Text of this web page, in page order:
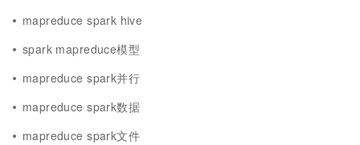
mapreduce spark hive
spark mapreduce模型
mapreduce spark并行
mapreduce spark数据
mapreduce spark文件